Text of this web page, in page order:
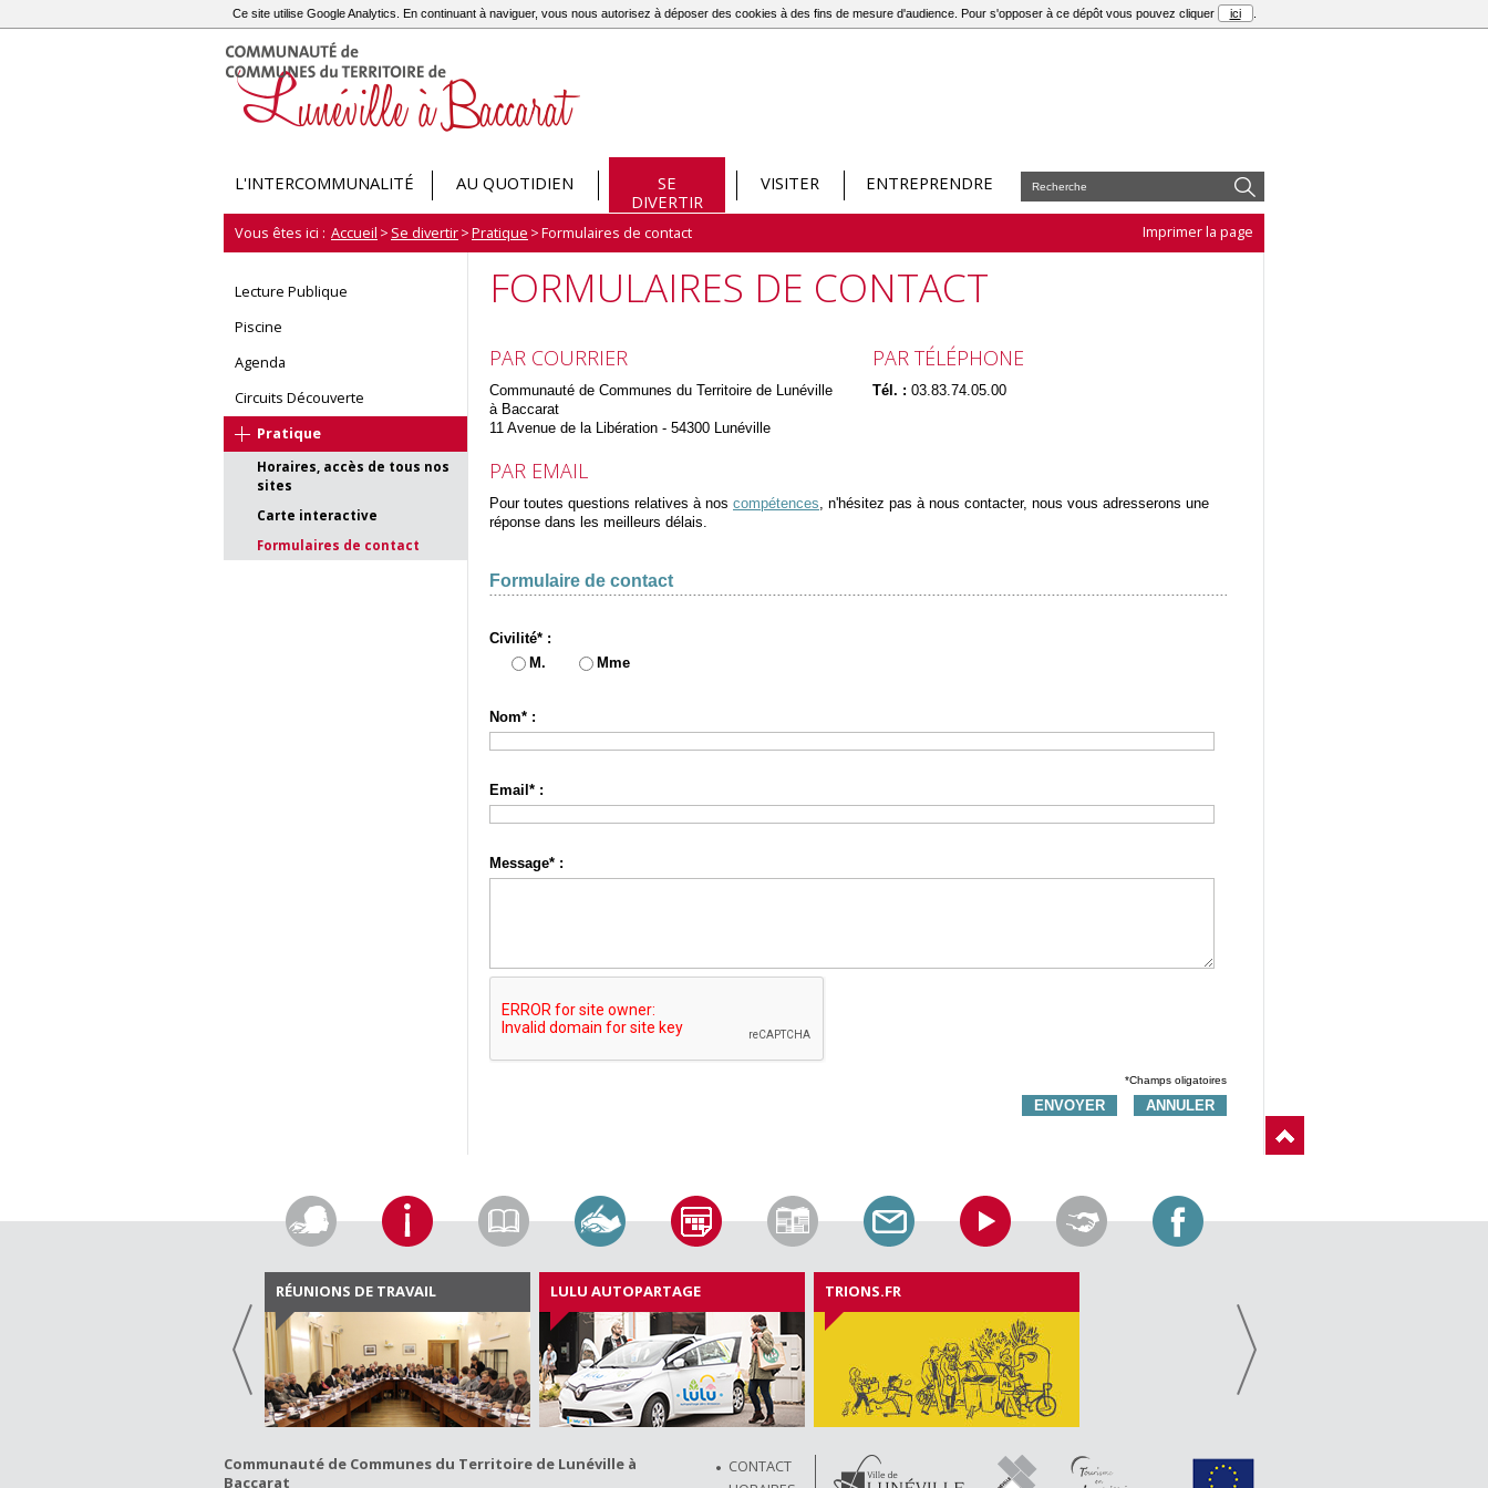
Ce site utilise Google Analytics. En continuant à naviguer, vous nous autorisez à déposer des cookies à des fins de mesure d'audience. Pour s'opposer à ce dépôt vous pouvez cliquer ici
Vous êtes ici : Accueil > Se divertir>Pratique >Formulaires de contact Imprimer la page
L'INTERCOMMUNALITÉ AU QUOTIDIEN
SE
DIVERTIR
Lecture Publique
Piscine
Agenda
Circuits Découverte
Pratique
Horaires, accès de tous nos
sites
Carte interactive
Formulaires de contact
VISITER ENTREPRENDRE
FORMULAIRES DE CONTACT
PAR COURRIER
Communauté de Communes du Territoire de Lunéville
à Baccarat
11 Avenue de la Libération - 54300 Lunéville
PAR TÉLÉPHONE
Tél. : 03.83.74.05.00
PAR EMAIL
Pour toutes questions relatives à nos compétences , n'hésitez pas à nous contacter, nous vous adresserons une
réponse dans les meilleurs délais.
Formulaire de contact
Civilité* :
M.
Mme
Nom* :
Email* :
Message* :
*Champs oligatoires
RÉUNIONS DE TRAVAIL LULU AUTOPARTAGE TRIONS.FR
Communauté de Communes du Territoire de Lunéville à
Baccarat
CONTACT